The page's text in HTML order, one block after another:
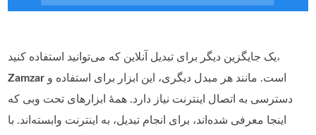
یک جایگزین دیگر برای تبدیل آنلاین که می‌توانید استفاده کنید،
Zamzar
دسترسی به اتصال اینترنت نیاز دارد. همهٔ ابزارهای تحت وبی که
اینجا معرفی شده‌اند، برای انجام تبدیل، به اینترنت وابسته‌اند. با